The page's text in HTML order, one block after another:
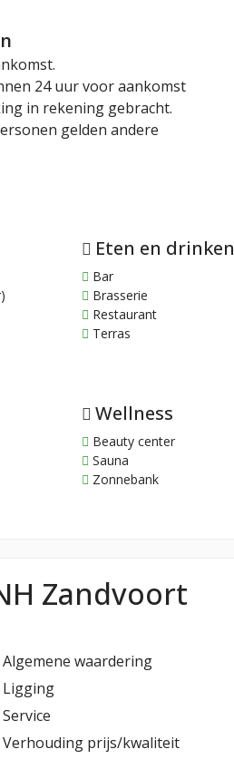
24 uur voor aankomst
in rekening gebracht.
gelden andere
Eten en drinken
Bar
Brasserie
Restaurant
Terras
Wellness
Beauty center
Sauna
Zonnebank
Zandvoort
Algemene waardering
Ligging
Service
Verhouding prijs/kwaliteit